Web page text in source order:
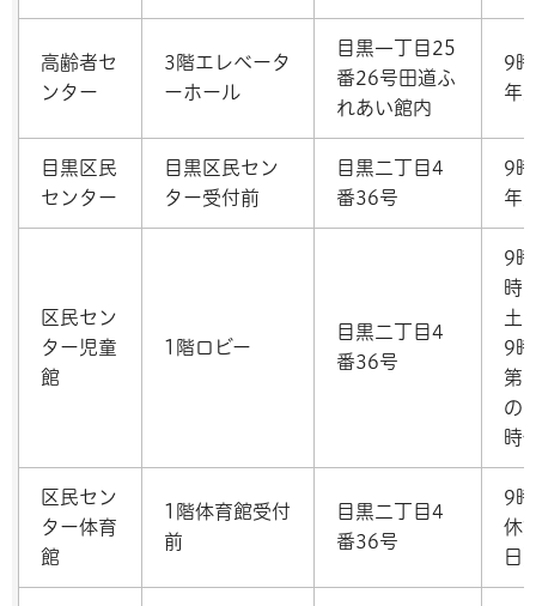
高齢者セ
ンター
3階エレベータ
ーホール
目黒一丁目25
番26号田道ふ
れあい館内
9
年
目黒区民
センター
目黒区民セン
ター受付前
目黒二丁目4
番36号
9
年
区民セン
ター児童
館
1階ロビー
目黒二丁目4
番36号
9
時
土
9
第
の
時
区民セン
ター体育
館
1階体育館受付
前
目黒二丁目4
番36号
9
休
日